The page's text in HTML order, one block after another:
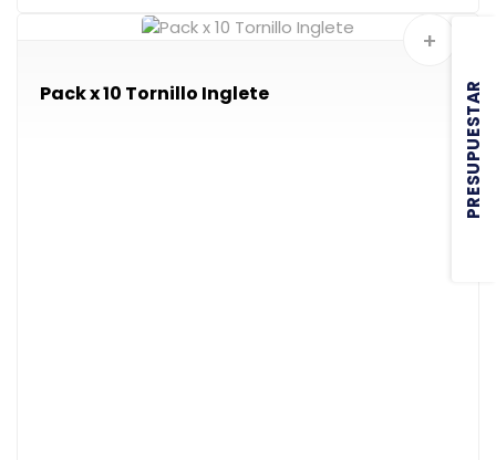
+
Pack x 10 Tornillo Inglete PRESUPUESTAR